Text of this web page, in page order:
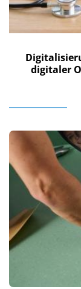
digitaler